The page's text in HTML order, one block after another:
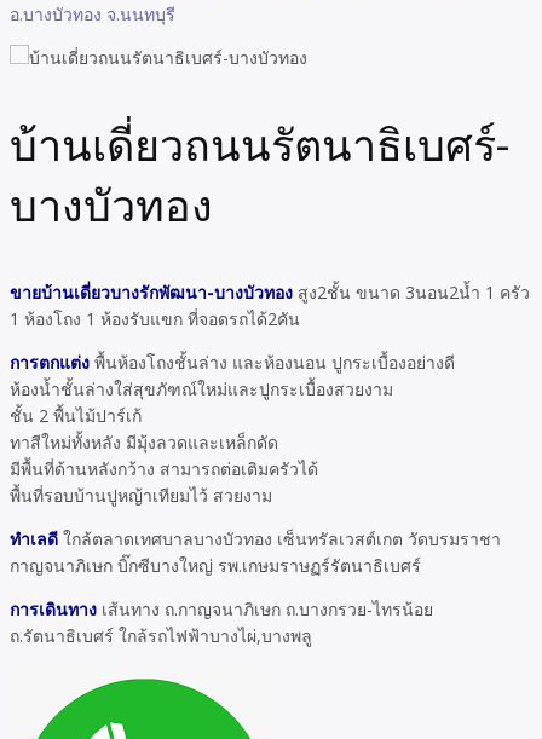
อ.บางบัวทอง จ.นนทบุรี
บ้านเดี่ยวถนนรัตนาธิเบศร์-
บางบัวทอง
ขายบ้านเดี่ยวบางรักพัฒนา-บางบัวทอง สูง2ชั้น ขนาด 3นอน2น้ำ 1 ครัว
1 ห้องโถง 1 ห้องรับแขก ที่จอดรถได้2คัน
การตกแต่ง พื้นห้องโถงชั้นล่าง และห้องนอน ปูกระเบื้องอย่างดี
ห้องน้ำชั้นล่างใส่สุขภัฑณ์ใหม่และปูกระเบื้องสวยงาม
ชั้น 2 พื้นไม้ปาร์เก้
ทาสีใหม่ทั้งหลัง มีมุ้งลวดและเหล็กดัด
มีพื้นที่ด้านหลังกว้าง สามารถต่อเติมครัวได้
พื้นที่รอบบ้านปูหญ้าเทียมไว้ สวยงาม
ทำเลดี ใกล้ตลาดเทศบาลบางบัวทอง เซ็นทรัลเวสต์เกต วัดบรมราชา
กาญจนาภิเษก บิ๊กซีบางใหญ่ รพ.เกษมราษฏร์รัตนาธิเบศร์
การเดินทาง เส้นทาง ถ.กาญจนาภิเษก ถ.บางกรวย-ไทรน้อย
ถ.รัตนาธิเบศร์ ใกล้รถไฟฟ้าบางไผ่,บางพลู